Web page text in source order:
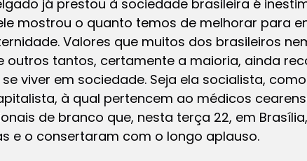
já prestou à sociedade brasileira é
mostrou o quanto temos de melhorar para
Valores que muitos dos brasileiros
outros tantos, certamente a maioria, ainda
viver em sociedade. Seja ela socialista,
à qual pertencem ao médicos
de branco que, nesta terça 22, em
e o consertaram com o longo aplauso.